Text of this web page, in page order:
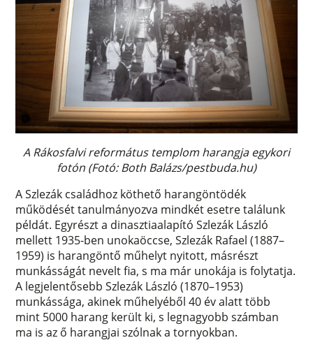
A Rákosfalvi református templom harangja egykori
fotón (Fotó: Both Balázs/pestbuda.hu)
A Szlezák családhoz köthető harangöntödék
működését tanulmányozva mindkét esetre találunk
példát. Egyrészt a dinasztiaalapító Szlezák László
mellett 1935-ben unokaöccse, Szlezák Rafael (1887–
1959) is harangöntő műhelyt nyitott, másrészt
munkásságát nevelt fia, s ma már unokája is folytatja.
A legjelentősebb Szlezák László (1870–1953)
munkássága, akinek műhelyéből 40 év alatt több
mint 5000 harang került ki, s legnagyobb számban
ma is az ő harangjai szólnak a tornyokban.